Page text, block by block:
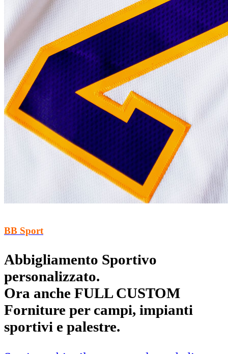
BB Sport
Abbigliamento Sportivo
personalizzato.
Ora anche FULL CUSTOM
Forniture per campi, impianti
sportivi e palestre.